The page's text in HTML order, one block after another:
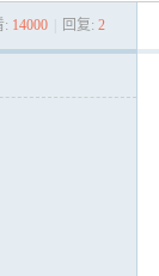
›
: 14000 回复: 2